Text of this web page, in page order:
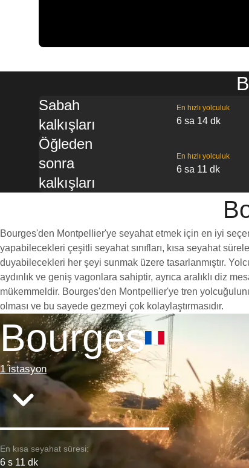
Sabah
kalkışları
En hızlı yolculuk
6 sa 14 dk
Öğleden
sonra
kalkışları
En hızlı yolculuk
6 sa 11 dk
Bourges'den Montpellier'ye seyahat etmek için en iyi
yapabilecekleri çeşitli seyahat sınıfları, kısa seyahat
duyabilecekleri her şeyi sunmak üzere tasarlanmıştır.
aydınlık ve geniş vagonlara sahiptir, ayrıca aralıklı diz
mükemmeldir. Bourges'den Montpellier'ye tren
olması ve bu sayede gezmeyi çok kolaylaştırmasıdır.
Bourges
1 istasyon
En kısa seyahat süresi:
6 s 11 dk